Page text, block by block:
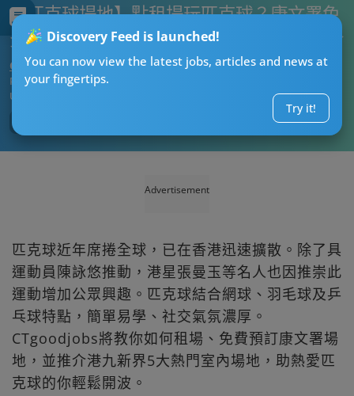
Discovery Feed is launched!
You can now view the latest jobs, articles and news at
your fingertips.
Try it!
【匹克球場地】點租場玩匹克球？康文署免
費場預訂教學 5大熱門室內場收費/地址推介
CTgoodjobs’ Editor
Published:2026-08-02 03:06
Updated:
Advertisement
匹克球近年席捲全球，已在香港迅速擴散。除了具
運動員陳詠悠推動，港星張曼玉等名人也因推崇此
運動增加公眾興趣。匹克球結合網球、羽毛球及乒
乓球特點，簡單易學、社交氣氛濃厚。
CTgoodjobs將教你如何租場、免費預訂康文署場
地，並推介港九新界5大熱門室內場地，助熱愛匹
克球的你輕鬆開波。